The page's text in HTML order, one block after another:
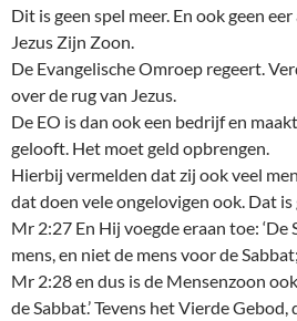
Dit is geen spel meer. En ook geen
Jezus Zijn Zoon.
De Evangelische Omroep regeert.
over de rug van Jezus.
De EO is dan ook een bedrijf en
gelooft. Het moet geld opbrengen.
Hierbij vermelden dat zij ook veel
dat doen vele ongelovigen ook. Dat is
Mr 2:27 En Hij voegde eraan toe: ‘De
mens, en niet de mens voor de Sabbat;
Mr 2:28 en dus is de Mensenzoon
de Sabbat.’ Tevens het Vierde